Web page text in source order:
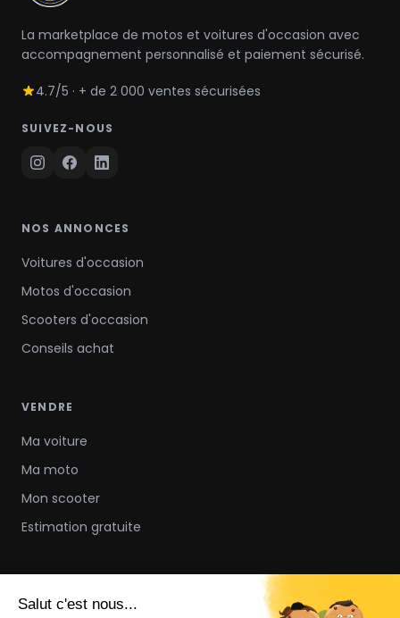
La marketplace de motos et voitures d'occasion avec
accompagnement personnalisé et paiement sécurisé.
4.7/5 · + de 2 000 ventes sécurisées
SUIVEZ-NOUS
NOS ANNONCES
Voitures d'occasion
Motos d'occasion
Scooters d'occasion
Conseils achat
VENDRE
Ma voiture
Ma moto
Mon scooter
Estimation gratuite